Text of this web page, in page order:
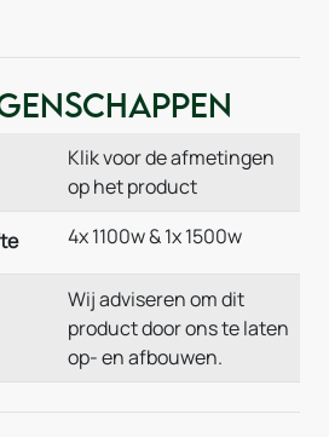
Klik voor de afmetingen
op het product
4x 1100w & 1x 1500w
Wij adviseren om dit
product door ons te laten
op- en afbouwen.